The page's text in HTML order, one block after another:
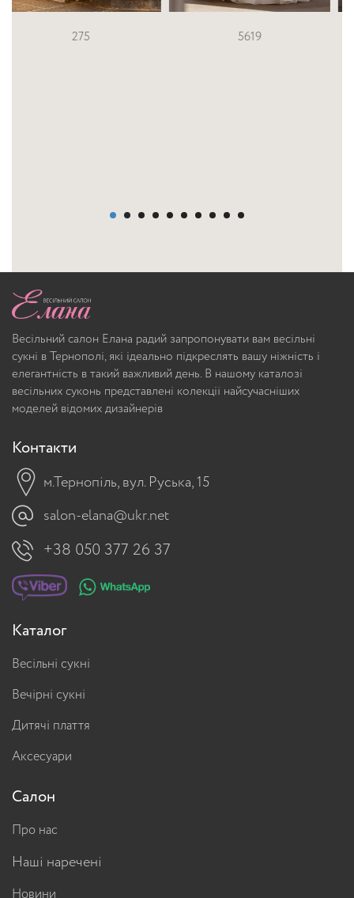
5619 5605
Весільний салон Елана радий запропонувати вам весільні
сукні в Тернополі, які ідеально підкреслять вашу ніжність і
елегантність в такий важливий день. В нашому каталозі
весільних суконь представлені колекції найсучасніших
моделей відомих дизайнерів
Контакти
м.Тернопіль, вул. Руська, 15
salon-elana@ukr.net
+38 050 377 26 37
Каталог
Весільні сукні
Вечірні сукні
Дитячі плаття
Аксесуари
Салон
Про нас
Наші наречені
Новини